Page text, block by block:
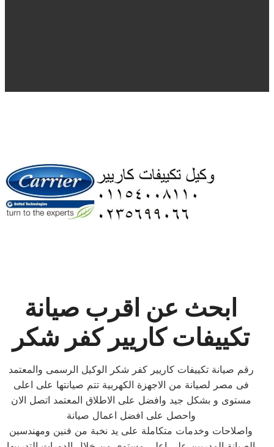
ابحث عن اقرب صيانة
تكييفات كاريير كفر شكر
رقم صيانة تكييفات كاريير كفر شكر الوكيل الرسمى والمعتمد
فى مصر لصيانة من الاجهزة الكهربية تتم صيانتها على اعلى
مستوى و بشكل جيد وافضل على الاطلاق المعتمد اتصل الان
واحصل على افضل اعمال صيانة
واصلاحات وخدمات متكاملة على يد نخبة من فنين ومهندسين